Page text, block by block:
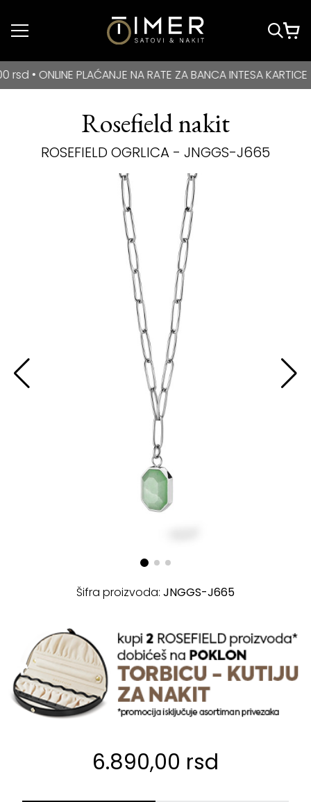
Idi do glavnog
BESPLATNA DOSTAVA za kupovine veće od 3000 rsd •
PLAĆANJE NA RATE ZA BANCA INTESA KARTICE
Rosefield nakit
ROSEFIELD OGRLICA - JNGGS-J665
Šifra proizvoda: JNGGS-J665
6.890,00 rsd